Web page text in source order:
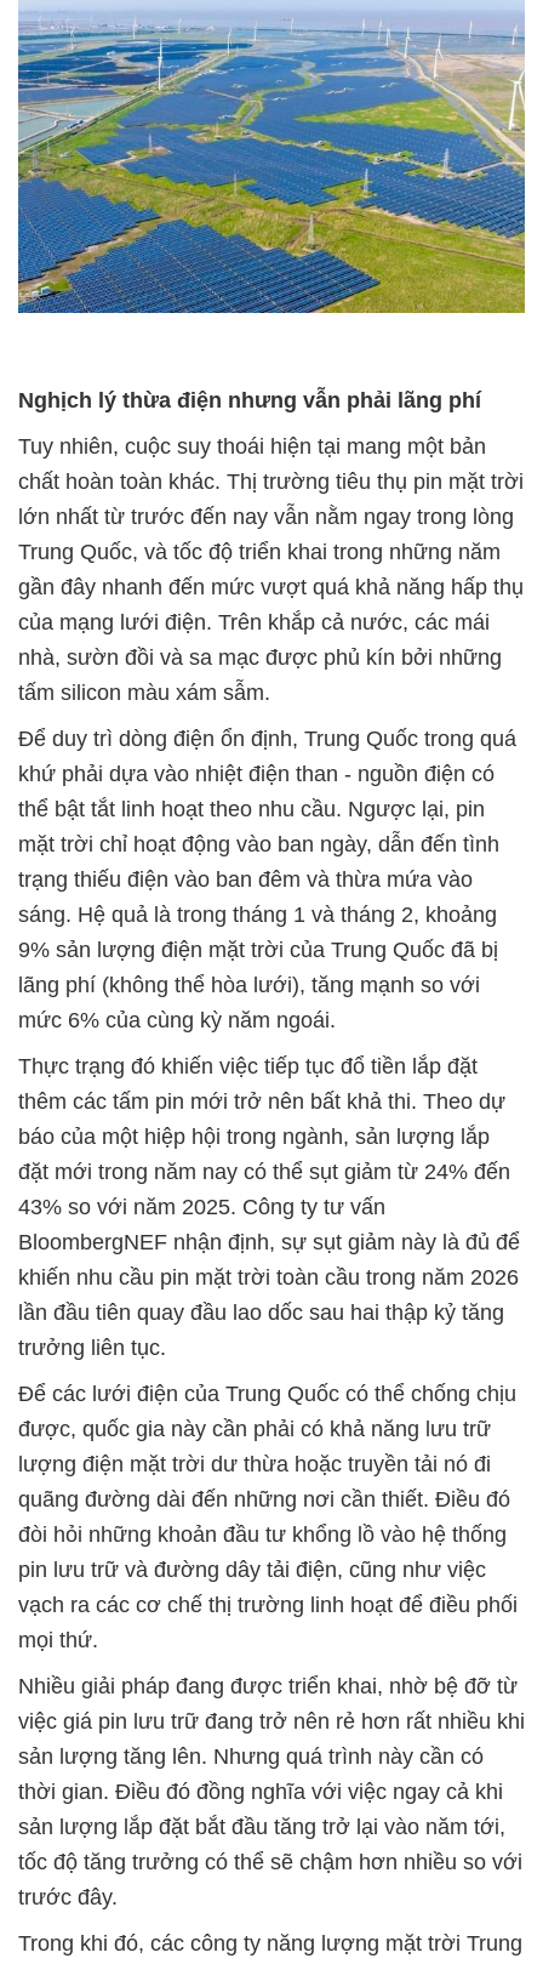
Nghịch lý thừa điện nhưng vẫn phải lãng phí
Tuy nhiên, cuộc suy thoái hiện tại mang một bản
chất hoàn toàn khác. Thị trường tiêu thụ pin mặt trời
lớn nhất từ trước đến nay vẫn nằm ngay trong lòng
Trung Quốc, và tốc độ triển khai trong những năm
gần đây nhanh đến mức vượt quá khả năng hấp thụ
của mạng lưới điện. Trên khắp cả nước, các mái
nhà, sườn đồi và sa mạc được phủ kín bởi những
tấm silicon màu xám sẫm.
Để duy trì dòng điện ổn định, Trung Quốc trong quá
khứ phải dựa vào nhiệt điện than - nguồn điện có
thể bật tắt linh hoạt theo nhu cầu. Ngược lại, pin
mặt trời chỉ hoạt động vào ban ngày, dẫn đến tình
trạng thiếu điện vào ban đêm và thừa mứa vào
sáng. Hệ quả là trong tháng 1 và tháng 2, khoảng
9% sản lượng điện mặt trời của Trung Quốc đã bị
lãng phí (không thể hòa lưới), tăng mạnh so với
mức 6% của cùng kỳ năm ngoái.
Thực trạng đó khiến việc tiếp tục đổ tiền lắp đặt
thêm các tấm pin mới trở nên bất khả thi. Theo dự
báo của một hiệp hội trong ngành, sản lượng lắp
đặt mới trong năm nay có thể sụt giảm từ 24% đến
43% so với năm 2025. Công ty tư vấn
BloombergNEF nhận định, sự sụt giảm này là đủ để
khiến nhu cầu pin mặt trời toàn cầu trong năm 2026
lần đầu tiên quay đầu lao dốc sau hai thập kỷ tăng
trưởng liên tục.
Để các lưới điện của Trung Quốc có thể chống chịu
được, quốc gia này cần phải có khả năng lưu trữ
lượng điện mặt trời dư thừa hoặc truyền tải nó đi
quãng đường dài đến những nơi cần thiết. Điều đó
đòi hỏi những khoản đầu tư khổng lồ vào hệ thống
pin lưu trữ và đường dây tải điện, cũng như việc
vạch ra các cơ chế thị trường linh hoạt để điều phối
mọi thứ.
Nhiều giải pháp đang được triển khai, nhờ bệ đỡ từ
việc giá pin lưu trữ đang trở nên rẻ hơn rất nhiều khi
sản lượng tăng lên. Nhưng quá trình này cần có
thời gian. Điều đó đồng nghĩa với việc ngay cả khi
sản lượng lắp đặt bắt đầu tăng trở lại vào năm tới,
tốc độ tăng trưởng có thể sẽ chậm hơn nhiều so với
trước đây.
Trong khi đó, các công ty năng lượng mặt trời Trung